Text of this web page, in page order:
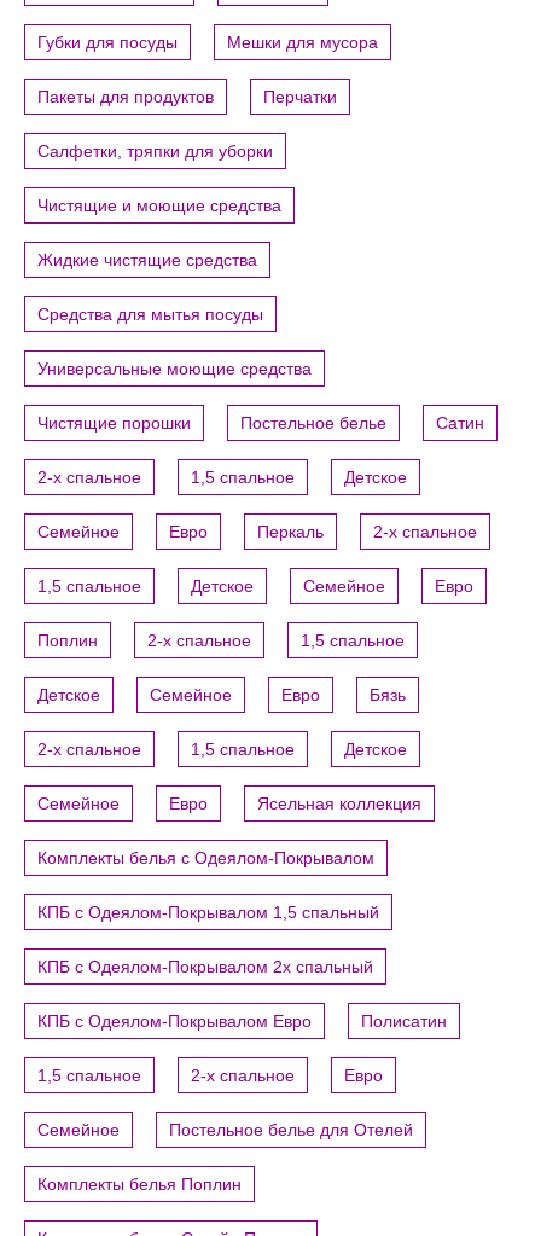
Губки для посуды Мешки для мусора
Пакеты для продуктов Перчатки
Салфетки, тряпки для уборки
Чистящие и моющие средства
Жидкие чистящие средства
Средства для мытья посуды
Универсальные моющие средства
Чистящие порошки Постельное белье Сатин
2-х спальное 1,5 спальное Детское
Семейное Евро Перкаль 2-х спальное
1,5 спальное Детское Семейное Евро
Поплин 2-х спальное 1,5 спальное
Детское Семейное Евро Бязь
2-х спальное 1,5 спальное Детское
Семейное Евро Ясельная коллекция
Комплекты белья с Одеялом-Покрывалом
КПБ с Одеялом-Покрывалом 1,5 спальный
КПБ с Одеялом-Покрывалом 2х спальный
КПБ с Одеялом-Покрывалом Евро Полисатин
1,5 спальное 2-х спальное Евро
Семейное Постельное белье для Отелей
Комплекты белья Поплин